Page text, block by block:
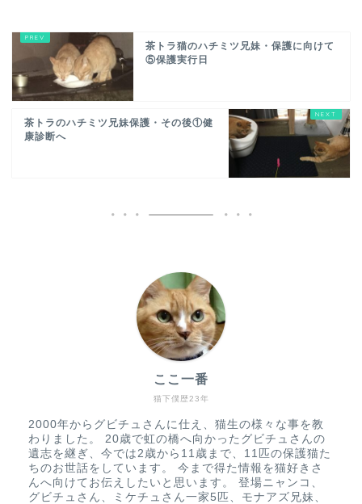
茶トラ猫のハチミツ兄妹・保護に向けて
⑤保護実行日
茶トラのハチミツ兄妹保護・その後①健
康診断へ
猫下僕歴23年
ここ一番
2000年からグビチュさんに仕え、猫生の様々な事を教
わりました。 20歳で虹の橋へ向かったグビチュさんの
遺志を継ぎ、今では2歳から11歳まで、11匹の保護猫た
ちのお世話をしています。 今まで得た情報を猫好きさ
んへ向けてお伝えしたいと思います。 登場ニャンコ、
グビチュさん、ミケチュさん一家5匹、モナアズ兄妹、